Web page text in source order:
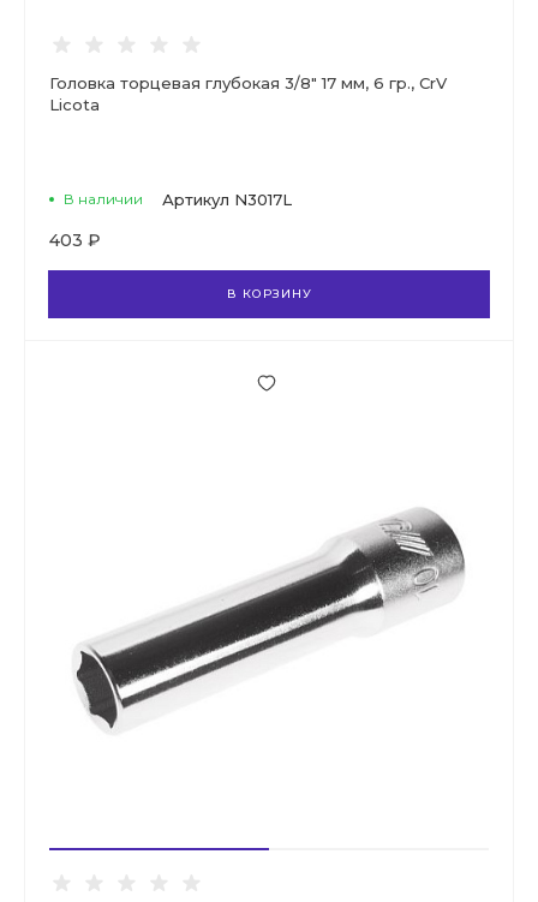
Головка торцевая глубокая 3/8" 17 мм, 6 гр., CrV
Licota
В наличии Артикул N3017L
403 ₽
В КОРЗИНУ